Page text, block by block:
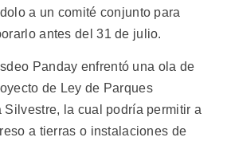
a un comité conjunto para
antes del 31 de julio.
Panday enfrentó una ola de
de Ley de Parques
Silvestre, la cual podría permitir a
a tierras o instalaciones de